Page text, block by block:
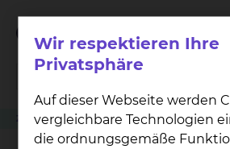
Zuweiser Patient anmelden Radiologie &
Wir respektieren Ihre
Privatsphäre
Auf dieser Webseite werden
vergleichbare Technologien
die ordnungsgemäße